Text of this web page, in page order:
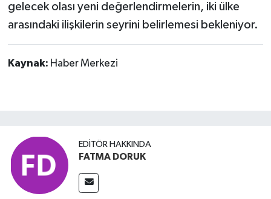
gelecek olası yeni değerlendirmelerin, iki ülke
arasındaki ilişkilerin seyrini belirlemesi bekleniyor.
Kaynak: Haber Merkezi
EDITÖR HAKKINDA
FATMA DORUK